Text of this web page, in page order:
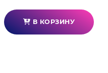
В КОРЗИНУ